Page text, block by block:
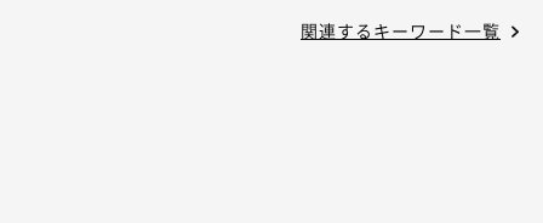
関連するキーワード一覧